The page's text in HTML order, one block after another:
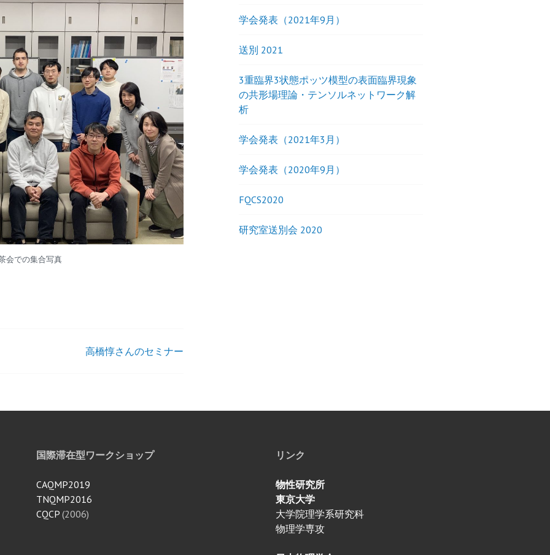
会での集合写真
高橋惇さんのセミナー
学会発表（2021年9月）
送別 2021
3重臨界3状態ポッツ模型の表面臨界現象
の共形場理論・テンソルネットワーク解
析
学会発表（2021年3月）
学会発表（2020年9月）
FQCS2020
研究室送別会 2020
国際滞在型ワークショップ
CAQMP2019
TNQMP2016
CQCP (2006)
リンク
物性研究所
東京大学
大学院理学系研究科
物理学専攻